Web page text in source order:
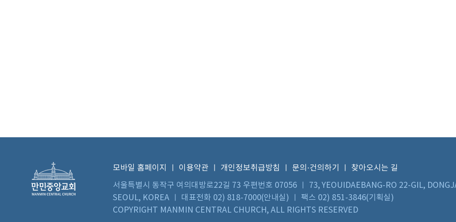
모바일 홈페이지 이용약관 개인정보취급방침 문의·건의하기
찾아오시는 길
서울특별시 동작구 여의대방로22길 73 우편번호 07056 ㅣ 73, YEOUIDAEBANG-RO 22-GIL,
SEOUL, KOREA ㅣ 대표전화 02) 818-7000(안내실) ㅣ 팩스 02) 851-3846(기획실)
COPYRIGHT MANMIN CENTRAL CHURCH, ALL RIGHTS RESERVED